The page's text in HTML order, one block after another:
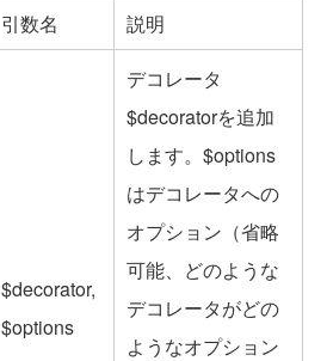
引数名 説明
$decorator,
$options
デコレータ
$decoratorを追加
します。$options
はデコレータへの
オプション（省略
可能、どのような
デコレータがどの
ようなオプション